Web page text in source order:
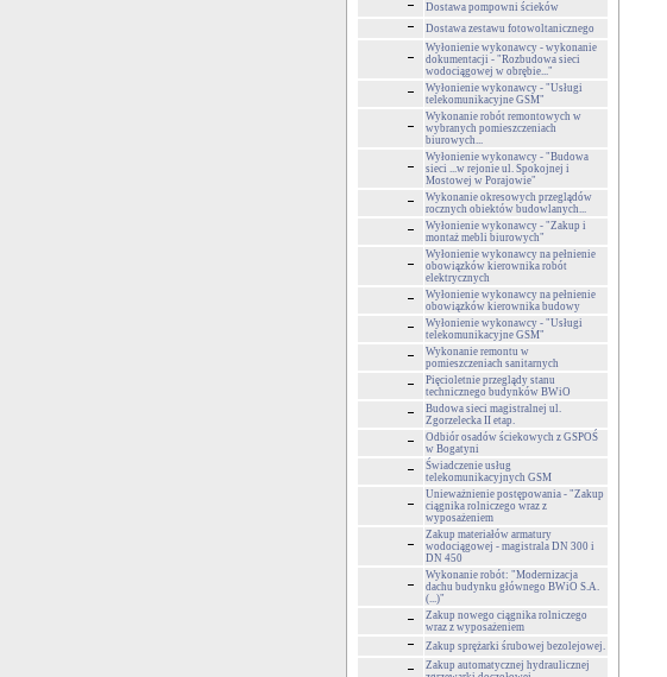
Dostawa pompowni ścieków
Dostawa zestawu fotowoltanicznego
Wyłonienie wykonawcy - wykonanie
dokumentacji - "Rozbudowa sieci
wodociągowej w obrębie..."
Wyłonienie wykonawcy - "Usługi
telekomunikacyjne GSM"
Wykonanie robót remontowych w
wybranych pomieszczeniach
biurowych...
Wyłonienie wykonawcy - "Budowa
sieci ...w rejonie ul. Spokojnej i
Mostowej w Porajowie"
Wykonanie okresowych przeglądów
rocznych obiektów budowlanych...
Wyłonienie wykonawcy - "Zakup i
montaż mebli biurowych"
Wyłonienie wykonawcy na pełnienie
obowiązków kierownika robót
elektrycznych
Wyłonienie wykonawcy na pełnienie
obowiązków kierownika budowy
Wyłonienie wykonawcy - "Usługi
telekomunikacyjne GSM"
Wykonanie remontu w
pomieszczeniach sanitarnych
Pięcioletnie przeglądy stanu
technicznego budynków BWiO
Budowa sieci magistralnej ul.
Zgorzelecka II etap.
Odbiór osadów ściekowych z GSPOŚ
w Bogatyni
Świadczenie usług
telekomunikacyjnych GSM
Unieważnienie postępowania - "Zakup
ciągnika rolniczego wraz z
wyposażeniem
Zakup materiałów armatury
wodociągowej - magistrala DN 300 i
DN 450
Wykonanie robót: "Modernizacja
dachu budynku głównego BWiO S.A.
(...)"
Zakup nowego ciągnika rolniczego
wraz z wyposażeniem
Zakup sprężarki śrubowej bezolejowej.
Zakup automatycznej hydraulicznej